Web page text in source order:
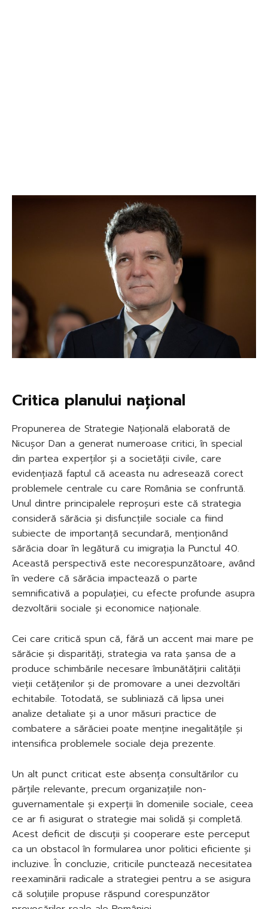
Critica planului național
Propunerea de Strategie Națională elaborată de
Nicușor Dan a generat numeroase critici, în special
din partea experților și a societății civile, care
evidențiază faptul că aceasta nu adresează corect
problemele centrale cu care România se confruntă.
Unul dintre principalele reproșuri este că strategia
consideră sărăcia și disfuncțiile sociale ca fiind
subiecte de importanță secundară, menționând
sărăcia doar în legătură cu imigrația la Punctul 40.
Această perspectivă este necorespunzătoare, având
în vedere că sărăcia impactează o parte
semnificativă a populației, cu efecte profunde asupra
dezvoltării sociale și economice naționale.
Cei care critică spun că, fără un accent mai mare pe
sărăcie și disparități, strategia va rata șansa de a
produce schimbările necesare îmbunătățirii calității
vieții cetățenilor și de promovare a unei dezvoltări
echitabile. Totodată, se subliniază că lipsa unei
analize detaliate și a unor măsuri practice de
combatere a sărăciei poate menține inegalitățile și
intensifica problemele sociale deja prezente.
Un alt punct criticat este absența consultărilor cu
părțile relevante, precum organizațiile non-
guvernamentale și experții în domeniile sociale, ceea
ce ar fi asigurat o strategie mai solidă și completă.
Acest deficit de discuții și cooperare este perceput
ca un obstacol în formularea unor politici eficiente și
incluzive. În concluzie, criticile punctează necesitatea
reexaminării radicale a strategiei pentru a se asigura
că soluțiile propuse răspund corespunzător